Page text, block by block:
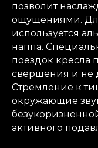
позволит
ощущениями.
используется
наппа.
поездок кресла
свершения и не
Стремление к
окружающие
активного